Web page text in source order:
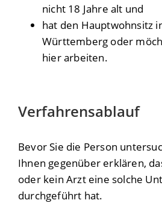
nicht 18 Jahre alt und
hat den Hauptwohnsitz
Württemberg oder
hier arbeiten.
Verfahrensablauf
Bevor Sie die Person
Ihnen gegenüber erklären,
oder kein Arzt eine solche
durchgeführt hat.